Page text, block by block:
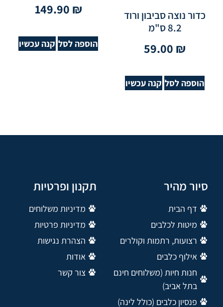
כדור נוצה סביבון ורוד
8.2 ס"מ
59.00 ₪
הוספה לסל קנה עכשיו
149.90 ₪
הוספה לסל קנה עכשיו
סיור מהיר
דף הבית
מיטות לכלבים
רצועות, רתמות וקולרים
אילוף כלבים
חנות חיות (משלוחים חינם
בתל אביב)
פנסיון כלבים (כולל לינה)
תקנון ופרטיות
מדיניות משלוחים
מדיניות פרטיות
הצהרת נגישות
אודות
צור קשר